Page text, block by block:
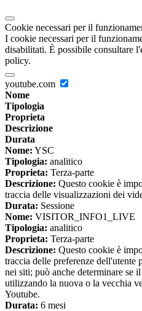
Cookie necessari per il
I cookie necessari per il
disabilitati. È possibile consultare
policy.
youtube.com
Nome
Tipologia
Proprieta
Descrizione
Durata
Nome: YSC
Tipologia: analitico
Proprieta: Terza-parte
Descrizione: Questo cookie è
traccia delle visualizzazioni dei
Durata: Sessione
Nome: VISITOR_INFO1_LIVE
Tipologia: analitico
Proprieta: Terza-parte
Descrizione: Questo cookie è
traccia delle preferenze
nei siti; può anche determinare se
utilizzando la nuova o la vecchia
Youtube.
Durata: 6 mesi